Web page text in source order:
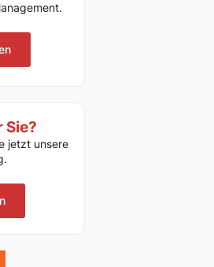
Sie?
jetzt unsere